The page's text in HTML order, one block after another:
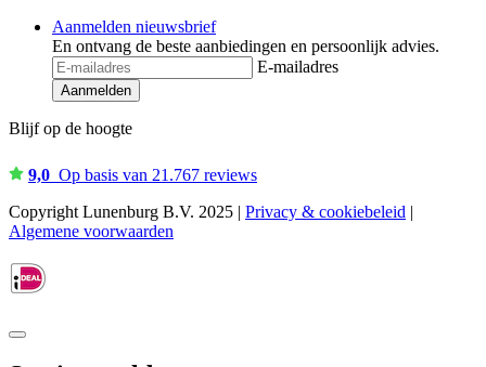
Aanmelden nieuwsbrief
En ontvang de beste aanbiedingen en persoonlijk advies.
E-mailadres
Aanmelden
Blijf op de hoogte
9,0 Op basis van 21.767 reviews
Copyright Lunenburg B.V. 2025 | Privacy & cookiebeleid |
Algemene voorwaarden